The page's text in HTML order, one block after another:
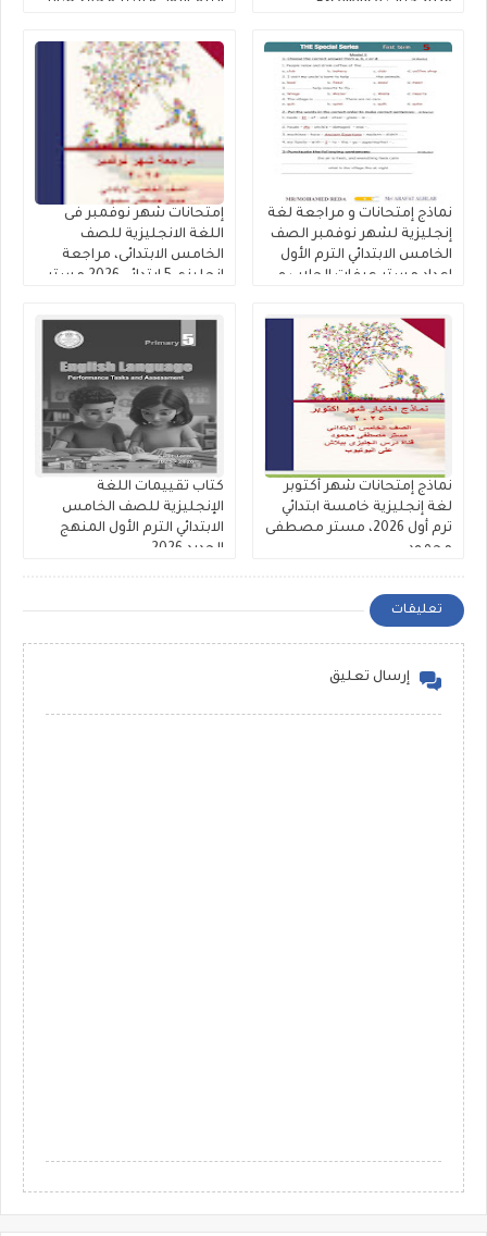
2026 كتاب Excellence
الترم الأول مستر محمد صابر
نماذج إمتحانات و مراجعة لغة
إنجليزية لشهر نوفمبر الصف
الخامس الابتدائي الترم الأول
اعداد مستر عرفات الحلاب و
إمتحانات شهر نوفمبر فى
اللغة الانجليزية للصف
الخامس الابتدائى، مراجعة
إنجليزي 5 ابتدائي 2026 مستر
نماذج إمتحانات شهر أكتوبر
لغة إنجليزية خامسة ابتدائي
ترم أول 2026، مستر مصطفى
محمود
كتاب تقييمات اللغة
الإنجليزية للصف الخامس
الابتدائي الترم الأول المنهج
الجديد 2026
تعليقات
إرسال تعليق